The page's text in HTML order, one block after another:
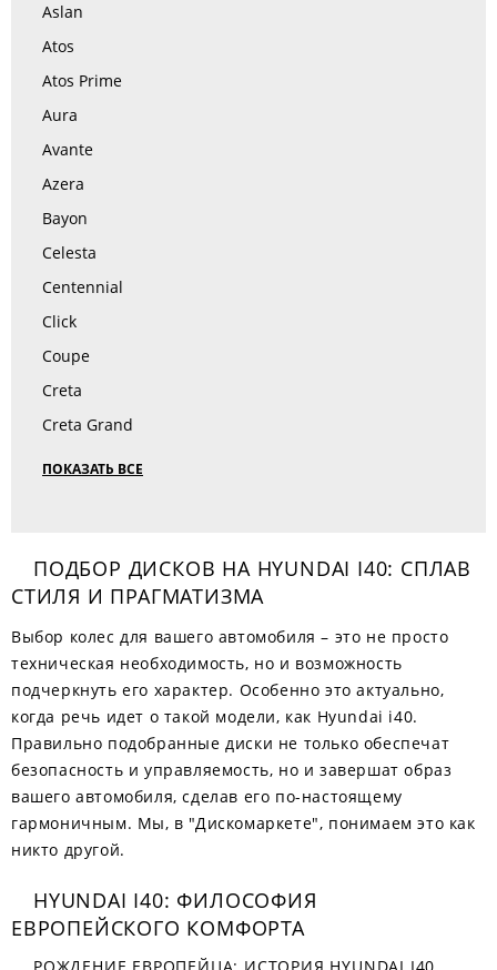
Aslan
Atos
Atos Prime
Aura
Avante
Azera
Bayon
Celesta
Centennial
Click
Coupe
Creta
Creta Grand
ПОКАЗАТЬ ВСЕ
ПОДБОР ДИСКОВ НА HYUNDAI I40: СПЛАВ
СТИЛЯ И ПРАГМАТИЗМА
Выбор колес для вашего автомобиля – это не просто
техническая необходимость, но и возможность
подчеркнуть его характер. Особенно это актуально,
когда речь идет о такой модели, как Hyundai i40.
Правильно подобранные диски не только обеспечат
безопасность и управляемость, но и завершат образ
вашего автомобиля, сделав его по-настоящему
гармоничным. Мы, в "Дискомаркете", понимаем это как
никто другой.
HYUNDAI I40: ФИЛОСОФИЯ
ЕВРОПЕЙСКОГО КОМФОРТА